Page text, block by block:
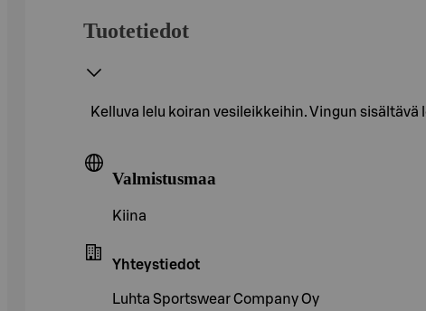
Tuotetiedot
Kelluva lelu koiran vesileikkeihin. Vingun
Valmistusmaa
Kiina
Yhteystiedot
Luhta Sportswear Company Oy